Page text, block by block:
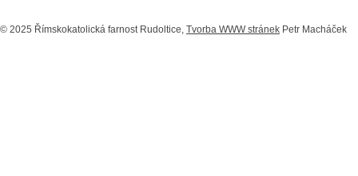
© 2025 Římskokatolická farnost Rudoltice, Tvorba WWW stránek Petr Macháček